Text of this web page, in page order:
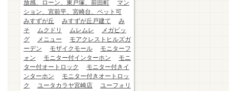
放感、ローン、東戸塚、前田町
マン
ション、宮前平、宮崎台、ペット可
みすずが丘
みすずが丘戸建て
み
そ
ムクドリ ムレムレ
メガビッ
グ
メニュー
モアクレストヒルズガ
ーデン
モザイクモール
モニターフ
ォン
モニター付インターホン
モニ
ター付オートロック
モニター付きイ
ンターホン
モニター付きオートロッ
ク
ユータカラヤ宮崎店
ユーフォリ